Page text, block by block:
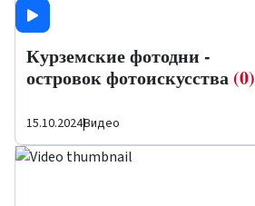
Курземские фотодни -
островок фотоискусства (0)
15.10.2024|Видео